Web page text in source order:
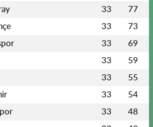
33 77
33 73
33 69
33 59
33 55
33 54
33 48